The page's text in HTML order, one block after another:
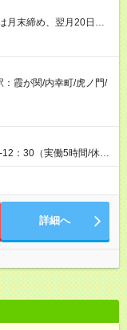
に応じて実費精算。 ●
す。
霞が関/内幸町/虎ノ門/
：30（実働5時間/休憩
5日出勤）
詳細へ